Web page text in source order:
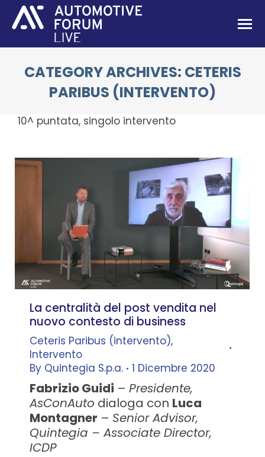
CATEGORY ARCHIVES: CETERIS
PARIBUS (INTERVENTO)
10^ puntata, singolo intervento
La centralità del post vendita nel
nuovo contesto di business
Ceteris Paribus (intervento),
Intervento
By Quintegia S.p.a. 1 Dicembre 2020
Fabrizio Guidi – Presidente,
AsConAuto dialoga con Luca
Montagner – Senior Advisor,
Quintegia – Associate Director,
ICDP